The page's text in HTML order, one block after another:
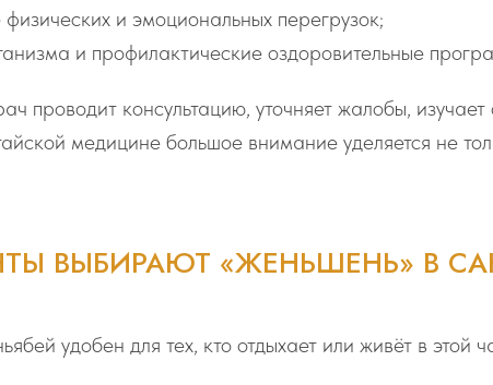
и эмоциональных перегрузок;
и профилактические оздоровительные
проводит консультацию, уточняет жалобы,
медицине большое внимание уделяется не
ВЫБИРАЮТ «ЖЕНЬШЕНЬ» В
удобен для тех, кто отдыхает или живёт в этой